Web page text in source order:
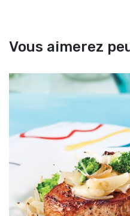
Vous aimerez